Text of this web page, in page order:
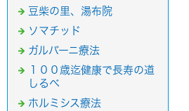
豆柴の里、湯布院
ソマチッド
ガルバーニ療法
１００歳迄健康で長寿の道
しるべ
ホルミシス療法